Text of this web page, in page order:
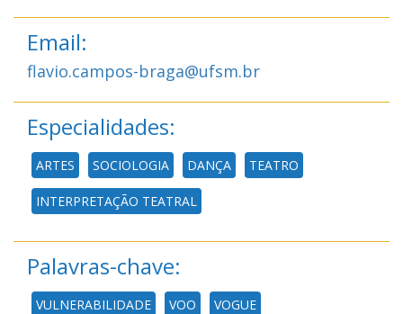
Email:
flavio.campos-braga@ufsm.br
Especialidades:
ARTES SOCIOLOGIA DANÇA TEATRO
INTERPRETAÇÃO TEATRAL
Palavras-chave:
VULNERABILIDADE VOO VOGUE